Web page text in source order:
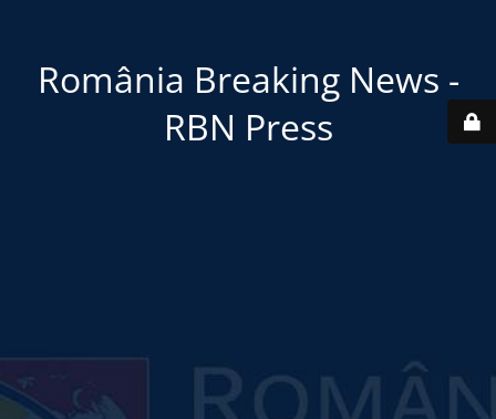
România Breaking News -
RBN Press